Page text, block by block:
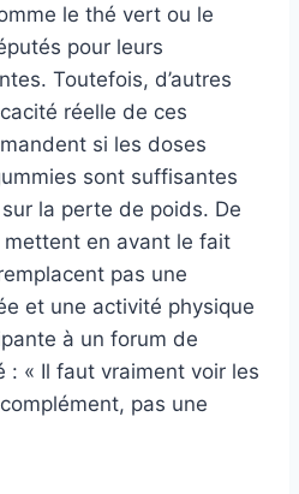
le thé vert ou le
pour leurs
Toutefois, d’autres
réelle de ces
si les doses
sont suffisantes
la perte de poids. De
en avant le fait
pas une
et une activité physique
à un forum de
: « Il faut vraiment voir les
pas une